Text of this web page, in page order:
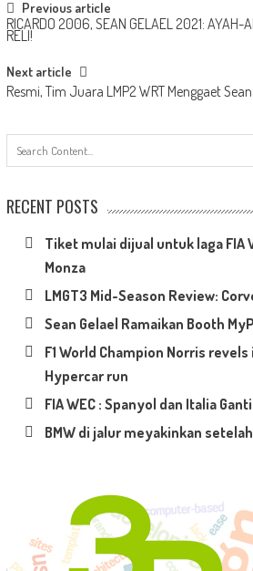
Post
navigation
Previous article
RICARDO 2006, SEAN GELAEL 2021: AYAH-
RELI!
Next article
Resmi, Tim Juara LMP2 WRT Menggaet Sean
RECENT POSTS
Tiket mulai dijual untuk laga FIA
Monza
LMGT3 Mid-Season Review:
Sean Gelael Ramaikan Booth
F1 World Champion Norris revels
Hypercar run
FIA WEC : Spanyol dan Italia
BMW di jalur meyakinkan